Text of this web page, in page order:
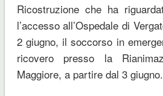
Ricostruzione che ha
l’accesso all’Ospedale di
2 giugno, il soccorso in
ricovero presso la
Maggiore, a partire dal 3 giugno.